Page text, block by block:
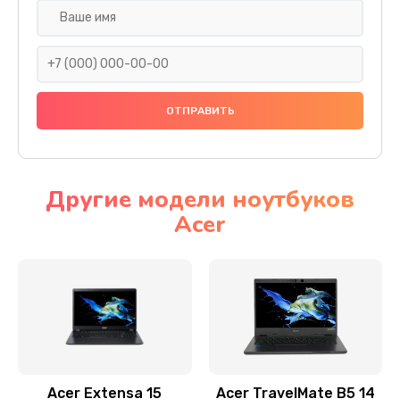
Ремонт подсветки
Настройка BIOS
Замена видеочипа
Заказать
Другие модели ноутбуков
Acer
Acer Extensa 15 Acer TravelMate B5 14